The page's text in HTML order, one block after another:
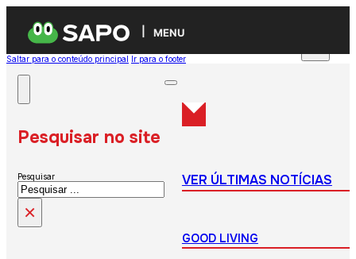
MENU
Saltar para o conteúdo principal Ir para o footer
Pesquisar no site
Pesquisar
×
VER ÚLTIMAS NOTÍCIAS
GOOD LIVING